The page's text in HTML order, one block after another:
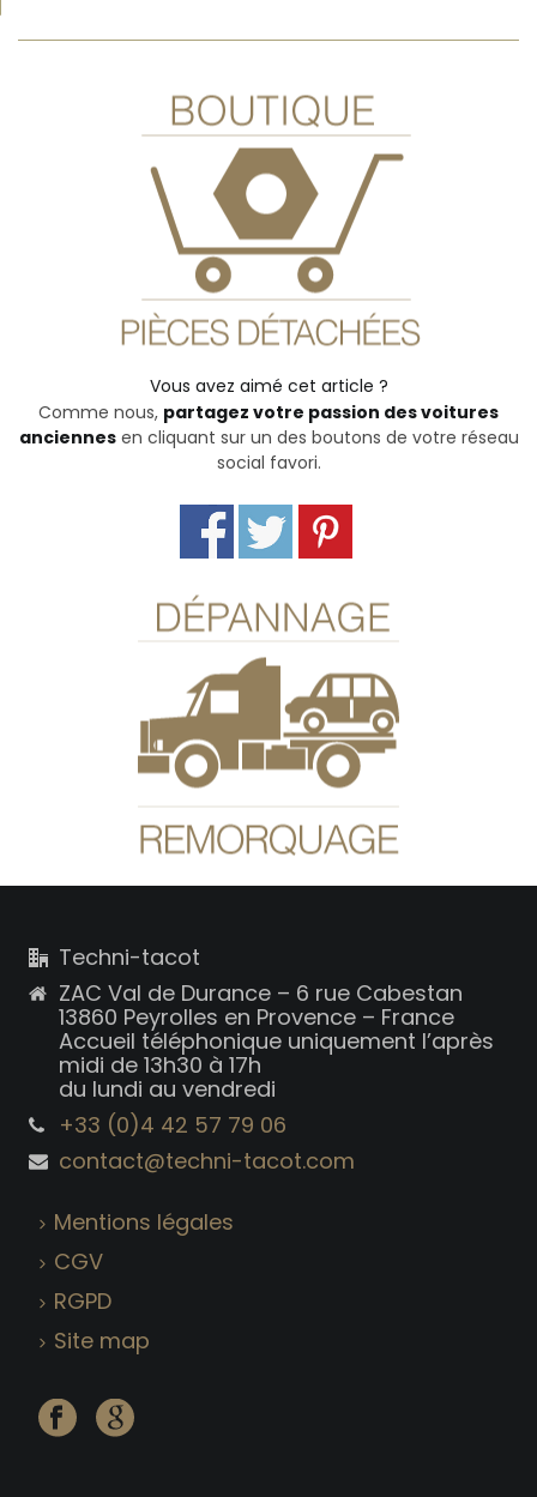
Boutique en ligne
Vous avez besoin de pièces détachées pour réparer
votre véhicule ancien ?
Visitez notre boutique
Vous avez aimé cet article ?
Comme nous, partagez votre passion des voitures
anciennesen cliquant sur un des boutons de votre réseau
social favori.
Dépannage
Éloigné de l’atelier ?
En panne ou immobilisé ?
Nous pouvons allez chercher votre véhicule sur un
plateau-remorque.
Contactez-nous
Techni-tacot
ZAC Val de Durance – 6 rue Cabestan
13860 Peyrolles en Provence – France
Accueil téléphonique uniquement l’après
midi de 13h30 à 17h
du lundi au vendredi
+33 (0)4 42 57 79 06
contact@techni-tacot.com
Mentions légales
CGV
RGPD
Site map